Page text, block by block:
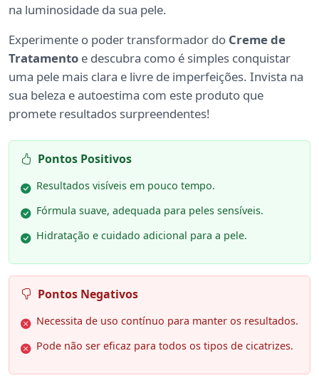
na luminosidade da sua pele.
Experimente o poder transformador do Creme de
Tratamento e descubra como é simples conquistar
uma pele mais clara e livre de imperfeições. Invista na
sua beleza e autoestima com este produto que
promete resultados surpreendentes!
Pontos Positivos
Resultados visíveis em pouco tempo.
Fórmula suave, adequada para peles sensíveis.
Hidratação e cuidado adicional para a pele.
Pontos Negativos
Necessita de uso contínuo para manter os resultados.
Pode não ser eficaz para todos os tipos de cicatrizes.